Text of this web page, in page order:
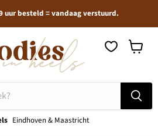
uur besteld = vandaag verstuurd.
Eindhoven & Maastricht